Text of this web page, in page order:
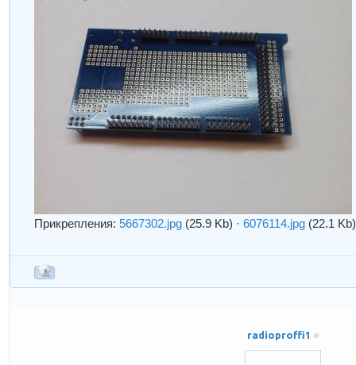
Прикрепления:5667302.jpg (25.9 Kb) ·6076114.jpg (22.1 Kb)
radioproffi1